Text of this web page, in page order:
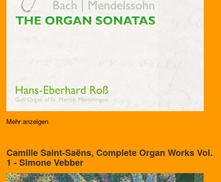
Mehr anzeigen
Camille Saint-Saëns, Complete Organ Works Vol.
1 - Simone Vebber